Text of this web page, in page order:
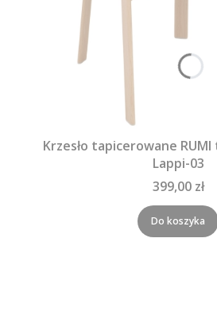
Krzesło tapicerowane
Lappi-03
399,00 zł
Do koszyka